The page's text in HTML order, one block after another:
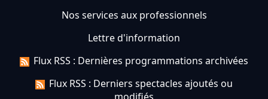
Nos services aux professionnels
Lettre d'information
Flux RSS : Dernières programmations archivées
Flux RSS : Derniers spectacles ajoutés ou